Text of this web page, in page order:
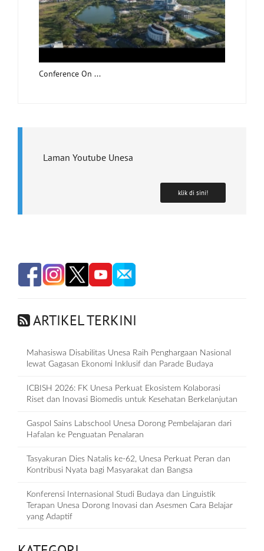
Conference On ...
Laman Youtube Unesa
klik di sini!
ARTIKEL TERKINI
Mahasiswa Disabilitas Unesa Raih Penghargaan Nasional
lewat Gagasan Ekonomi Inklusif dan Parade Budaya
ICBISH 2026: FK Unesa Perkuat Ekosistem Kolaborasi
Riset dan Inovasi Biomedis untuk Kesehatan Berkelanjutan
Gaspol Sains Labschool Unesa Dorong Pembelajaran dari
Hafalan ke Penguatan Penalaran
Tasyakuran Dies Natalis ke-62, Unesa Perkuat Peran dan
Kontribusi Nyata bagi Masyarakat dan Bangsa
Konferensi Internasional Studi Budaya dan Linguistik
Terapan Unesa Dorong Inovasi dan Asesmen Cara Belajar
yang Adaptif